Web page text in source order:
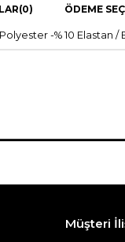
(0) ÖDEME
Polyester -% 10
Müşteri